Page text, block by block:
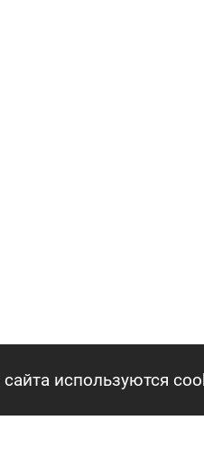
используются